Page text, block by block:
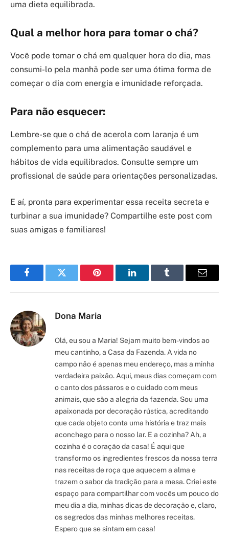
uma dieta equilibrada.
Qual a melhor hora para tomar o chá?
Você pode tomar o chá em qualquer hora do dia, mas
consumi-lo pela manhã pode ser uma ótima forma de
começar o dia com energia e imunidade reforçada.
Para não esquecer:
Lembre-se que o chá de acerola com laranja é um
complemento para uma alimentação saudável e
hábitos de vida equilibrados. Consulte sempre um
profissional de saúde para orientações personalizadas.
E aí, pronta para experimentar essa receita secreta e
turbinar a sua imunidade? Compartilhe este post com
suas amigas e familiares!
FacebookTwitter Pinterest LinkedInTumblr Email
Dona Maria
Olá, eu sou a Maria! Sejam muito bem-vindos ao
meu cantinho, a Casa da Fazenda. A vida no
campo não é apenas meu endereço, mas a minha
verdadeira paixão. Aqui, meus dias começam com
o canto dos pássaros e o cuidado com meus
animais, que são a alegria da fazenda. Sou uma
apaixonada por decoração rústica, acreditando
que cada objeto conta uma história e traz mais
aconchego para o nosso lar. E a cozinha? Ah, a
cozinha é o coração da casa! É aqui que
transformo os ingredientes frescos da nossa terra
nas receitas de roça que aquecem a alma e
trazem o sabor da tradição para a mesa. Criei este
espaço para compartilhar com vocês um pouco do
meu dia a dia, minhas dicas de decoração e, claro,
os segredos das minhas melhores receitas.
Espero que se sintam em casa!